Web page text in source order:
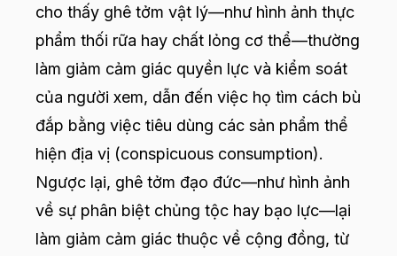
cho thấy ghê tởm vật lý—như hình ảnh thực
phẩm thối rữa hay chất lỏng cơ thể—thường
làm giảm cảm giác quyền lực và kiểm soát
của người xem, dẫn đến việc họ tìm cách bù
đắp bằng việc tiêu dùng các sản phẩm thể
hiện địa vị (conspicuous consumption).
Ngược lại, ghê tởm đạo đức—như hình ảnh
về sự phân biệt chủng tộc hay bạo lực—lại
làm giảm cảm giác thuộc về cộng đồng, từ